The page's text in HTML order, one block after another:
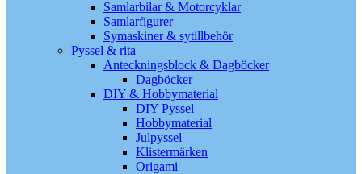
Samlarbilar & Motorcyklar
Samlarfigurer
Symaskiner & sytillbehör
Pyssel & rita
Anteckningsblock & Dagböcker
Dagböcker
DIY & Hobbymaterial
DIY Pyssel
Hobbymaterial
Julpyssel
Klistermärken
Origami